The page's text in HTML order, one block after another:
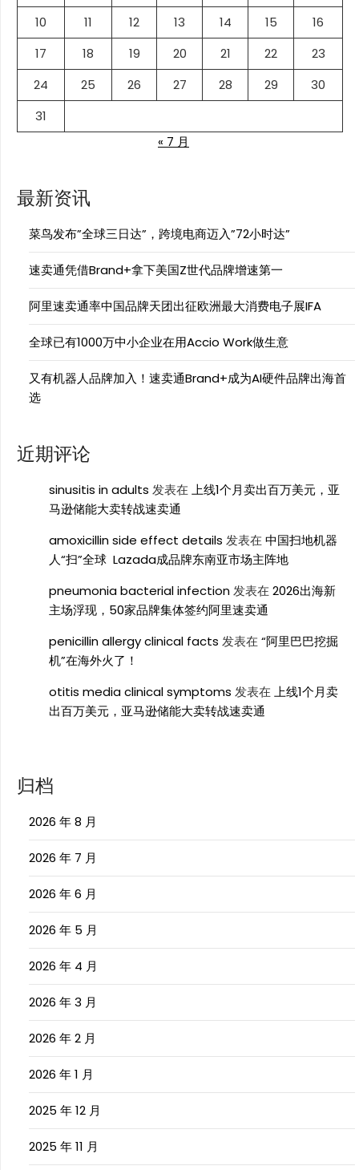
10 11 12 13 14 15
16
17
18 19 20 21 22
23
24
25 26 27 28 29
30
31
« 7 月
最新资讯
菜鸟发布”全球三日达”，跨境电商迈入”72小时达”
速卖通凭借Brand+拿下美国Z世代品牌增速第一
阿里速卖通率中国品牌天团出征欧洲最大消费电子展IFA
全球已有1000万中小企业在用Accio Work做生意
又有机器人品牌加入！速卖通Brand+成为AI硬件品牌出海首
选
近期评论
sinusitis in adults 发表在上线1个月卖出百万美元，亚
马逊储能大卖转战速卖通
amoxicillin side effect details 发表在中国扫地机器
人“扫”全球 Lazada成品牌东南亚市场主阵地
pneumonia bacterial infection发表在2026出海新
主场浮现，50家品牌集体签约阿里速卖通
penicillin allergy clinical facts 发表在“阿里巴巴挖掘
机”在海外火了！
otitis media clinical symptoms 发表在上线1个月卖
出百万美元，亚马逊储能大卖转战速卖通
归档
2026 年 8 月
2026 年 7 月
2026 年 6 月
2026 年 5 月
2026 年 4 月
2026 年 3 月
2026 年 2 月
2026 年 1 月
2025 年 12 月
2025 年 11 月